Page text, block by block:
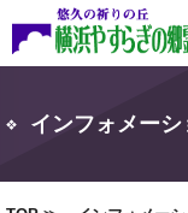
インフォメーシ